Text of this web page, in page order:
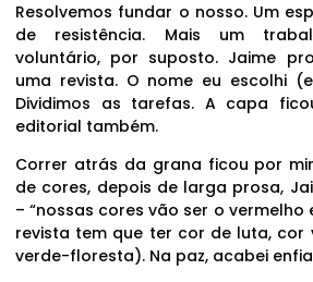
Resolvemos fundar o nosso. Um
de resistência. Mais um
voluntário, por suposto. Jaime
uma revista. O nome eu escolhi
Dividimos as tarefas. A capa
editorial também.
Correr atrás da grana ficou por
de cores, depois de larga prosa,
– “nossas cores vão ser o
revista tem que ter cor de luta, cor
verde-floresta). Na paz, acabei